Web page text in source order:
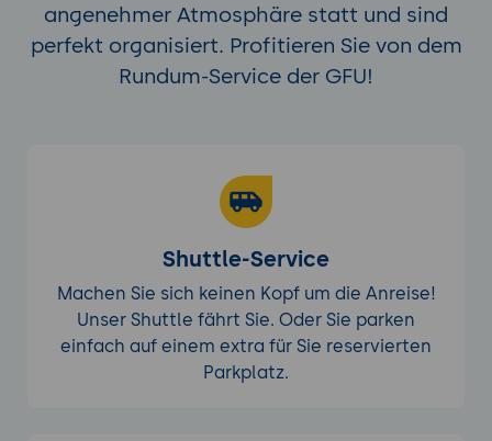
angenehmer Atmosphäre statt und sind
perfekt organisiert. Profitieren Sie von dem
Rundum-Service der GFU!
Shuttle-Service
Machen Sie sich keinen Kopf um die Anreise!
Unser Shuttle fährt Sie. Oder Sie parken
einfach auf einem extra für Sie reservierten
Parkplatz.